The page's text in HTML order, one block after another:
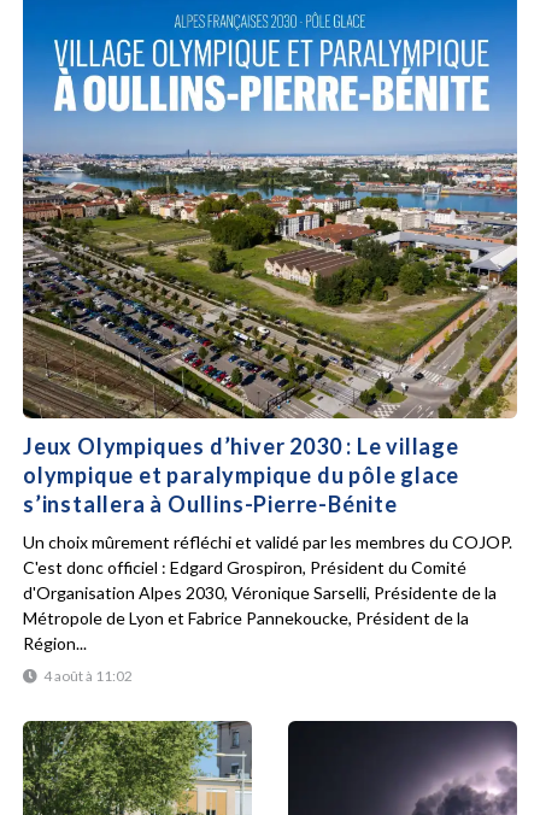
Jeux Olympiques d’hiver 2030 : Le village
olympique et paralympique du pôle glace
s’installera à Oullins-Pierre-Bénite
4 août à 11:02
Un choix mûrement réfléchi et validé par les membres du COJOP.
C'est donc officiel : Edgard Grospiron, Président du Comité
d'Organisation Alpes 2030, Véronique Sarselli, Présidente de la
Métropole de Lyon et Fabrice Pannekoucke, Président de la
Région...